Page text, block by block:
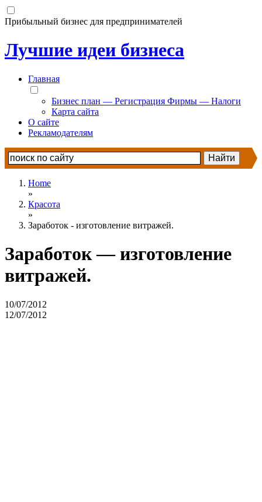
Прибыльный бизнес для предпринимателей
Лучшие идеи бизнеса
Главная
Бизнес план — Регистрация Фирмы — Налоги
Карта сайта
О сайте
Рекламодателям
Home
»
Красота
»
Заработок - изготовление витражей.
Заработок — изготовление
витражей.
10/07/2012
12/07/2012